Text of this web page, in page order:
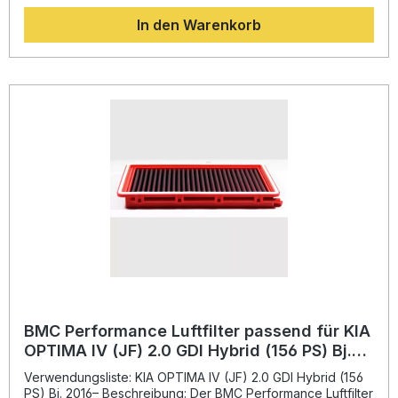
Luftzirkulation und steigert die Effizienz Ihres Motors. Das
erhöht nicht nur die Leistungsentfaltung, sondern
unterstützt auch die Haltbarkeit des Motors durch eine
verbesserte Filterwirkung.BMC setzt bei der Fertigung auf
Motorsport. Der Luftfilter besteht aus einem einzigen
Benzindämpfe und Luftfeuchtigkeit. Durch die Verwendung
hochwertiger Materialien wird ein perfektes Gleichgewicht
zwischen maximalem Luftstrom und zuverlässiger Filtration
Austausch des Originalfilters Lieferumfang: 1x BMC
In den Warenkorb
BMC Performance Luftfilter passend für KIA
OPTIMA IV (JF) 2.0 GDI Hybrid (156 PS) Bj.
2016– FB957/04
Verwendungsliste: KIA OPTIMA IV (JF) 2.0 GDI Hybrid (156
PS) Bj. 2016– Beschreibung: Der BMC Performance Luftfilter